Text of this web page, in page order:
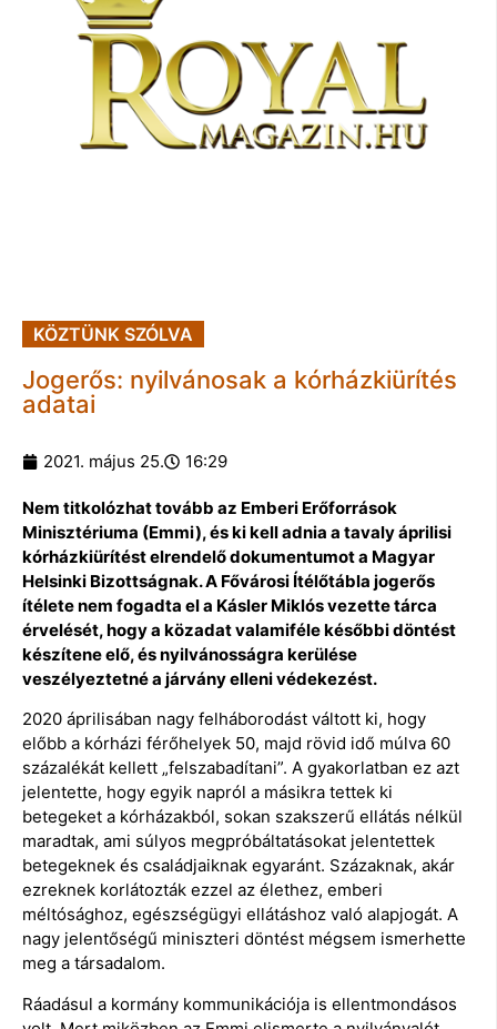
KÖZTÜNK SZÓLVA
Jogerős: nyilvánosak a kórházkiürítés
adatai
2021. május 25. 16:29
Nem titkolózhat tovább az Emberi Erőforrások
Minisztériuma (Emmi), és ki kell adnia a tavaly áprilisi
kórházkiürítést elrendelő dokumentumot a Magyar
Helsinki Bizottságnak. A Fővárosi Ítélőtábla jogerős
ítélete nem fogadta el a Kásler Miklós vezette tárca
érvelését, hogy a közadat valamiféle későbbi döntést
készítene elő, és nyilvánosságra kerülése
veszélyeztetné a járvány elleni védekezést.
2020 áprilisában nagy felháborodást váltott ki, hogy
előbb a kórházi férőhelyek 50, majd rövid idő múlva 60
százalékát kellett „felszabadítani”. A gyakorlatban ez azt
jelentette, hogy egyik napról a másikra tettek ki
betegeket a kórházakból, sokan szakszerű ellátás nélkül
maradtak, ami súlyos megpróbáltatásokat jelentettek
betegeknek és családjaiknak egyaránt. Százaknak, akár
ezreknek korlátozták ezzel az élethez, emberi
méltósághoz, egészségügyi ellátáshoz való alapjogát. A
nagy jelentőségű miniszteri döntést mégsem ismerhette
meg a társadalom.
Ráadásul a kormány kommunikációja is ellentmondásos